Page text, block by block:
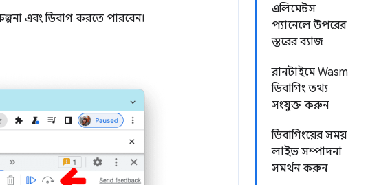
এলিমেন্টস
প্যানেলে উপরের
স্তরের ব্যাজ
রানটাইমে Wasm
ডিবাগিং তথ্য
সংযুক্ত করুন
ডিবাগিংয়ের সময়
লাইভ সম্পাদনা
সমর্থন করুন
এবং ডিবাগ করতে পারবেন।